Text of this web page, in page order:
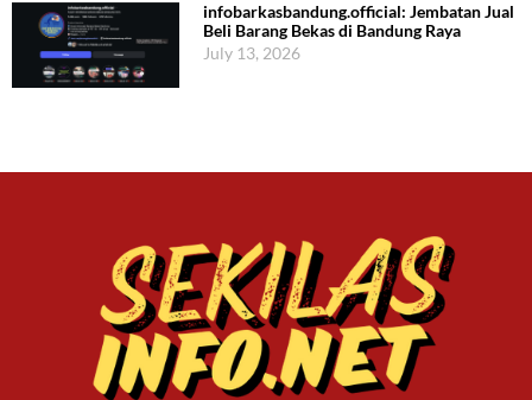
infobarkasbandung.official: Jembatan Jual
Beli Barang Bekas di Bandung Raya
July 13, 2026